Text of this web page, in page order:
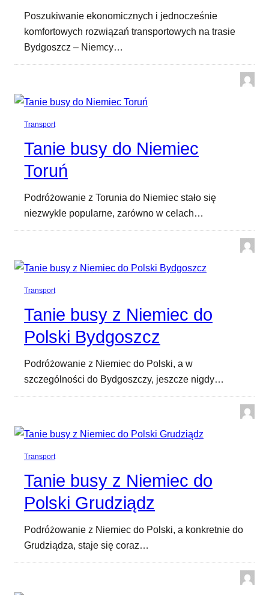
Poszukiwanie ekonomicznych i jednocześnie
komfortowych rozwiązań transportowych na trasie
Bydgoszcz – Niemcy…
Transport
Tanie busy do Niemiec
Toruń
Podróżowanie z Torunia do Niemiec stało się
niezwykle popularne, zarówno w celach…
Transport
Tanie busy z Niemiec do
Polski Bydgoszcz
Podróżowanie z Niemiec do Polski, a w
szczególności do Bydgoszczy, jeszcze nigdy…
Transport
Tanie busy z Niemiec do
Polski Grudziądz
Podróżowanie z Niemiec do Polski, a konkretnie do
Grudziądza, staje się coraz…